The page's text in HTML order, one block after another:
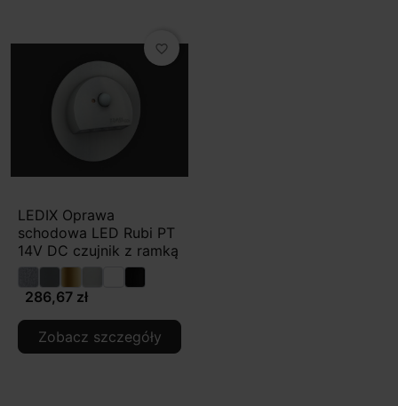
favorite_border
LEDIX Oprawa
schodowa LED Rubi PT
14V DC czujnik z ramką
286,67 zł
Zobacz szczegóły